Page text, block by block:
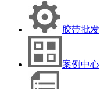
胶带批发
案例中心